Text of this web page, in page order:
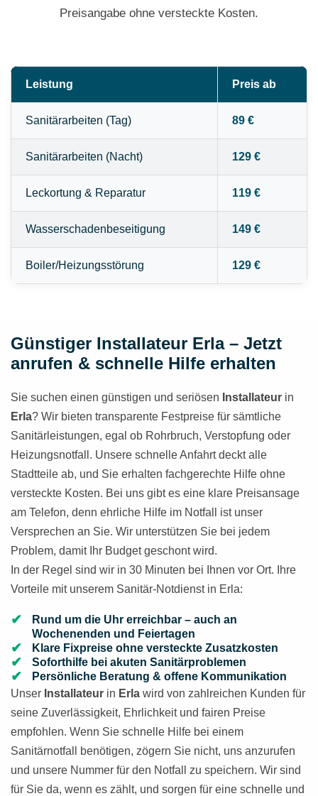
Preisangabe ohne versteckte Kosten.
Leistung Preis ab
Sanitärarbeiten (Tag) 89 €
Sanitärarbeiten (Nacht) 129 €
Leckortung & Reparatur 119 €
Wasserschadenbeseitigung 149 €
Boiler/Heizungsstörung 129 €
Günstiger Installateur Erla – Jetzt
anrufen & schnelle Hilfe erhalten
Sie suchen einen günstigen und seriösen Installateur in
Erla? Wir bieten transparente Festpreise für sämtliche
Sanitärleistungen, egal ob Rohrbruch, Verstopfung oder
Heizungsnotfall. Unsere schnelle Anfahrt deckt alle
Stadtteile ab, und Sie erhalten fachgerechte Hilfe ohne
versteckte Kosten. Bei uns gibt es eine klare Preisansage
am Telefon, denn ehrliche Hilfe im Notfall ist unser
Versprechen an Sie. Wir unterstützen Sie bei jedem
Problem, damit Ihr Budget geschont wird.
In der Regel sind wir in 30 Minuten bei Ihnen vor Ort. Ihre
Vorteile mit unserem Sanitär-Notdienst in Erla:
Rund um die Uhr erreichbar – auch an
Wochenenden und Feiertagen
Klare Fixpreise ohne versteckte Zusatzkosten
Soforthilfe bei akuten Sanitärproblemen
Persönliche Beratung & offene Kommunikation
Unser Installateur in Erla wird von zahlreichen Kunden für
seine Zuverlässigkeit, Ehrlichkeit und fairen Preise
empfohlen. Wenn Sie schnelle Hilfe bei einem
Sanitärnotfall benötigen, zögern Sie nicht, uns anzurufen
und unsere Nummer für den Notfall zu speichern. Wir sind
für Sie da, wenn es zählt, und sorgen für eine schnelle und